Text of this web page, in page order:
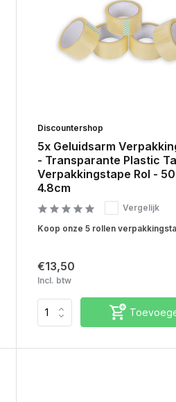
Discountershop
5x Geluidsarm
- Transparante Plastic
Verpakkingstape Rol -
4.8cm
Vergelijk
Koop onze 5 rollen
€13,50
Incl. btw